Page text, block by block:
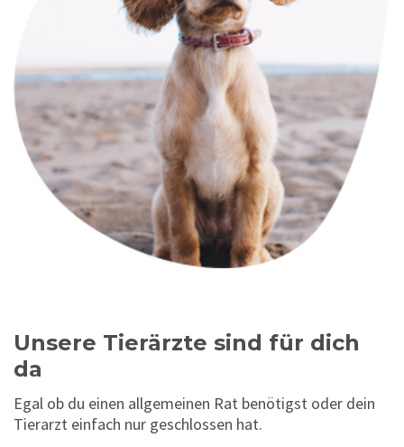
Unsere Tierärzte sind für dich
da
Egal ob du einen allgemeinen Rat benötigst oder dein
Tierarzt einfach nur geschlossen hat.